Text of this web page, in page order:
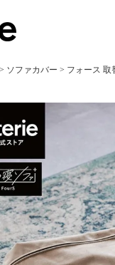
ソファカバー フォース 取